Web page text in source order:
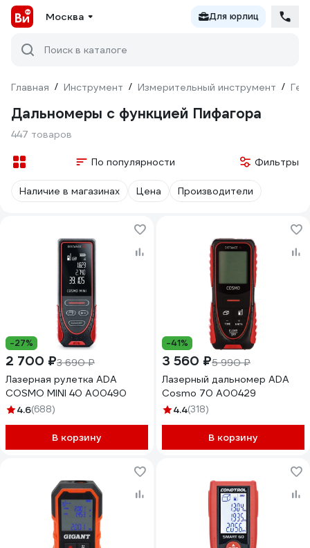
Москва Для юрлиц
Поиск в каталоге
Главная / Инструмент / Измерительный инструмент /
Дальномеры с функцией Пифагора
447 товаров
По популярности Фильтры
Наличие в магазинах Цена Производители
-27%
2 700 ₽3 690 ₽
Лазерная рулетка ADA
COSMO MINI 40 А00490
4.6(688)
В корзину
-41%
3 560 ₽5 990 ₽
Лазерный дальномер ADA
Cosmo 70 А00429
4.4(318)
В корзину